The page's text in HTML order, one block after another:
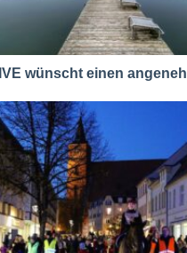
wünscht einen